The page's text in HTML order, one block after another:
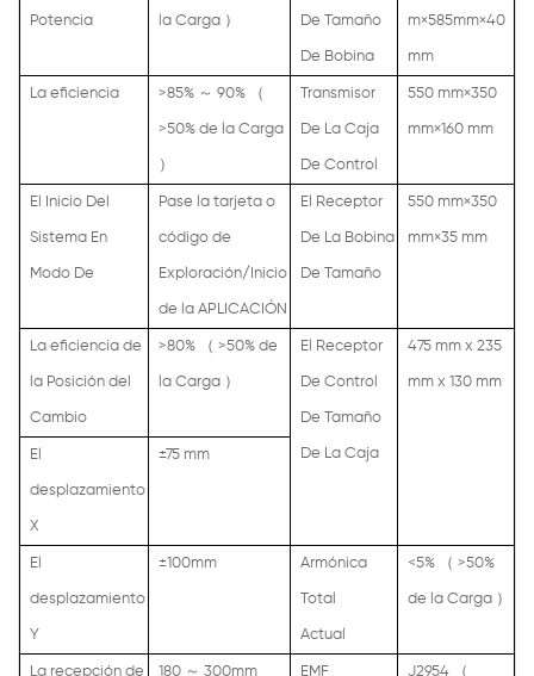
Potencia la Carga ） De Tamaño
De Bobina
m×585mm×40
mm
La eficiencia >85% ～ 90% （
>50% de la Carga
）
Transmisor
De La Caja
De Control
550 mm×350
mm×160 mm
El Inicio Del
Sistema En
Modo De
Pase la tarjeta o
código de
Exploración/Inicio
de la APLICACIÓN
El Receptor
De La Bobina
De Tamaño
550 mm×350
mm×35 mm
La eficiencia de
la Posición del
Cambio
>80% （ >50% de
la Carga ）
El Receptor
De Control
De Tamaño
De La Caja
475 mm x 235
mm x 130 mm
El
desplazamiento
X
±75 mm
El
desplazamiento
Y
±100mm Armónica
Total
Actual
<5% （ >50%
de la Carga ）
La recepción de 180 ～ 300mm EMF J2954 （